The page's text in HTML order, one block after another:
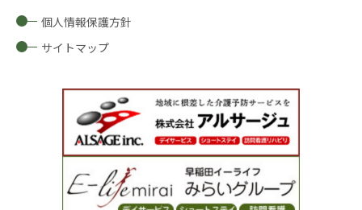
個人情報保護方針
サイトマップ